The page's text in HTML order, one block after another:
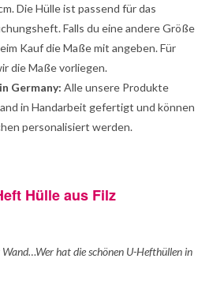
Die Hülle ist passend für das
Falls du eine andere Größe
Kauf die Maße mit angeben. Für
die Maße vorliegen.
Germany: Alle unsere Produkte
in Handarbeit gefertigt und können
personalisiert werden.
Hülle aus Filz
Wand…Wer hat die schönen U-Hefthüllen in